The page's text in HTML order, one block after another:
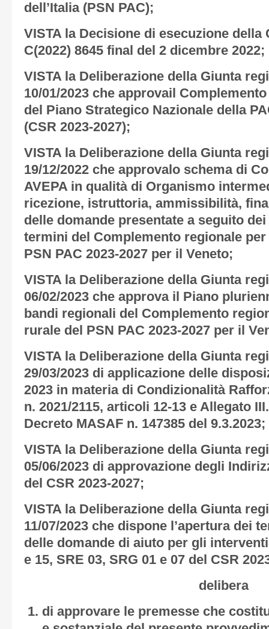
dell’Italia (PSN PAC);
VISTA la Decisione di esecuzione
C(2022) 8645 final del 2 dicembre 2022;
VISTA la Deliberazione della Giunta
10/01/2023 che approvail
del Piano Strategico Nazionale della
(CSR 2023-2027);
VISTA la Deliberazione della Giunta
19/12/2022 che approvalo schema di
AVEPA in qualità di Organismo
ricezione, istruttoria, ammissibilità,
delle domande presentate a seguito
termini del Complemento regionale
PSN PAC 2023-2027 per il Veneto;
VISTA la Deliberazione della Giunta
06/02/2023 che approva il Piano
bandi regionali del Complemento
rurale del PSN PAC 2023-2027 per il
VISTA la Deliberazione della Giunta
29/03/2023 di applicazione delle
2023 in materia di Condizionalità
n. 2021/2115, articoli 12-13 e Allegato
Decreto MASAF n. 147385 del 9.3.2023;
VISTA la Deliberazione della Giunta
05/06/2023 di approvazione degli
del CSR 2023-2027;
VISTA la Deliberazione della Giunta
11/07/2023 che dispone l’apertura dei
delle domande di aiuto per gli interventi
e 15, SRE 03, SRG 01 e 07 del CSR
delibera
di approvare le premesse che